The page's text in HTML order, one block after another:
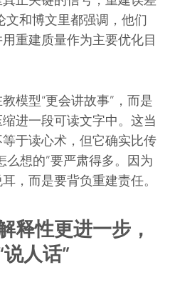
文和博文里都强调，他们
重建质量作为主要优化目
模型“更会讲故事”，而是
进一段可读文字中。这当
于读心术，但它确实比传
么想的”要严肃得多。因为
，而是要背负重建责任。
释性更进一步，
人话”